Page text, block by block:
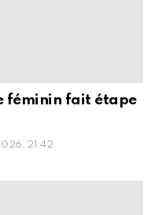
féminin fait étape
21:42